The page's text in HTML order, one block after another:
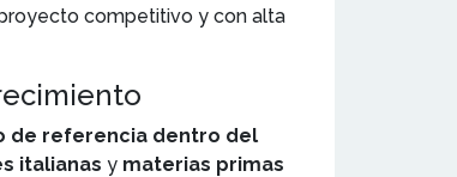
competitivo y con alta
de referencia dentro del
italianas y materias primas